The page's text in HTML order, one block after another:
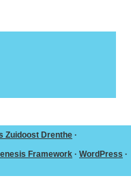
Zuidoost Drenthe ·
Framework · WordPress ·